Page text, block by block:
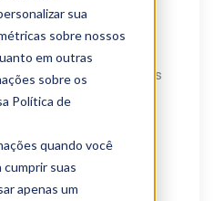
sua
sobre nossos
em outras
sobre os
Política de
quando você
suas
apenas um
como o
também.
promovida pelos últimos
a forma como o